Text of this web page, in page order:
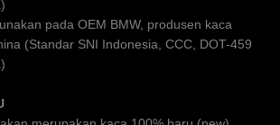
pada OEM BMW, produsen kaca
(Standar SNI Indonesia, CCC, DOT-459